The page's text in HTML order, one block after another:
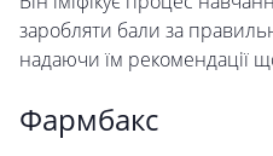
заробляти бали за
надаючи їм рекомендації
Фармбакс